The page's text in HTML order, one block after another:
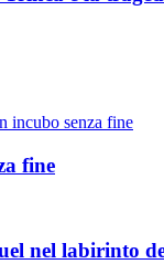
fine
nel labirinto